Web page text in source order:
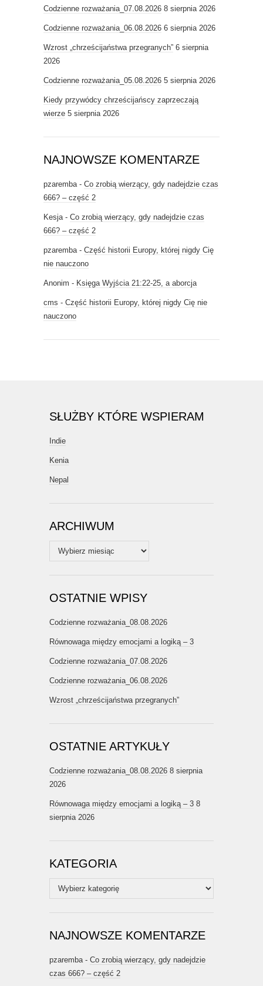
Codzienne rozważania_07.08.2026 8 sierpnia 2026
Codzienne rozważania_06.08.2026 6 sierpnia 2026
Wzrost „chrześcijaństwa przegranych” 6 sierpnia
2026
Codzienne rozważania_05.08.2026 5 sierpnia 2026
Kiedy przywódcy chrześcijańscy zaprzeczają
wierze 5 sierpnia 2026
NAJNOWSZE KOMENTARZE
pzaremba - Co zrobią wierzący, gdy nadejdzie czas
666? – część 2
Kesja - Co zrobią wierzący, gdy nadejdzie czas
666? – część 2
pzaremba - Część historii Europy, której nigdy Cię
nie nauczono
Anonim - Księga Wyjścia 21:22-25, a aborcja
cms - Część historii Europy, której nigdy Cię nie
nauczono
SŁUŻBY KTÓRE WSPIERAM
Indie
Kenia
Nepal
ARCHIWUM
Archiwum
OSTATNIE WPISY
Codzienne rozważania_08.08.2026
Równowaga między emocjami a logiką – 3
Codzienne rozważania_07.08.2026
Codzienne rozważania_06.08.2026
Wzrost „chrześcijaństwa przegranych”
OSTATNIE ARTYKUŁY
Codzienne rozważania_08.08.2026 8 sierpnia
2026
Równowaga między emocjami a logiką – 3 8
sierpnia 2026
KATEGORIA
Kategoria
NAJNOWSZE KOMENTARZE
pzaremba - Co zrobią wierzący, gdy nadejdzie
czas 666? – część 2